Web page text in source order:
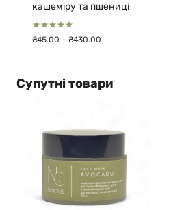
кашеміру та пшениці
Оцінено в
5.00
₴45.00 – ₴430.00
до
Супутні товари